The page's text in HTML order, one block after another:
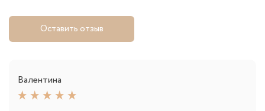
Оставить отзыв
Валентина